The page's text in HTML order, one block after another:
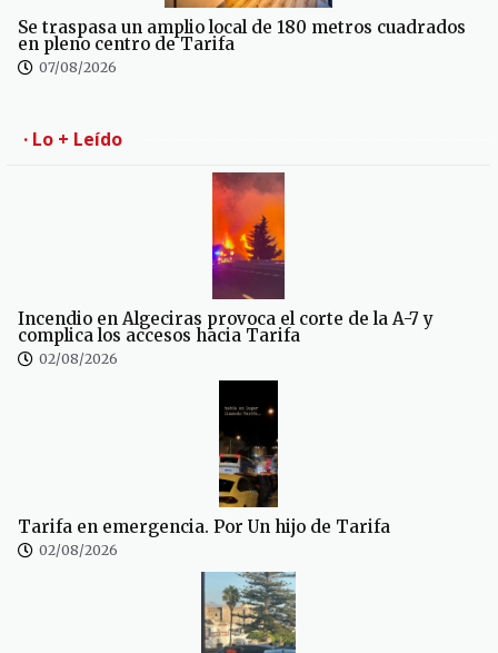
Se traspasa un amplio local de 180 metros cuadrados
en pleno centro de Tarifa
07/08/2026
· Lo + Leído
Incendio en Algeciras provoca el corte de la A-7 y
complica los accesos hacia Tarifa
02/08/2026
Tarifa en emergencia. Por Un hijo de Tarifa
02/08/2026